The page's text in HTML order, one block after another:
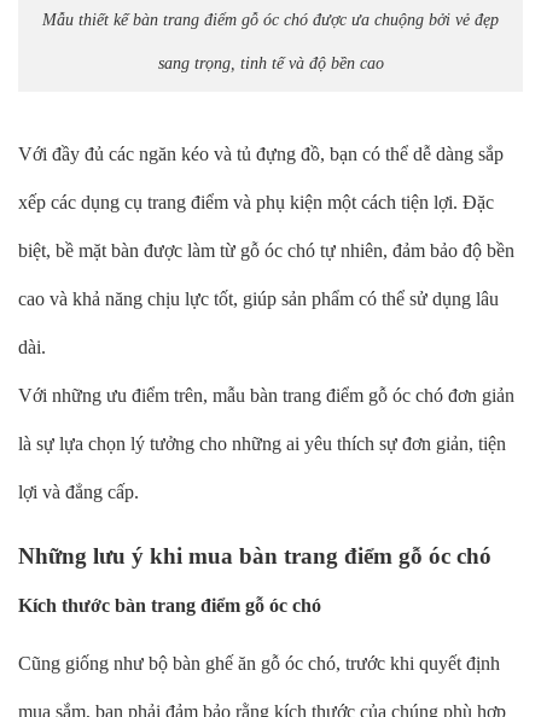
Mẫu thiết kế bàn trang điểm gỗ óc chó được ưa chuộng bởi vẻ đẹp
sang trọng, tinh tế và độ bền cao
Với đầy đủ các ngăn kéo và tủ đựng đồ, bạn có thể dễ dàng sắp
xếp các dụng cụ trang điểm và phụ kiện một cách tiện lợi. Đặc
biệt, bề mặt bàn được làm từ gỗ óc chó tự nhiên, đảm bảo độ bền
cao và khả năng chịu lực tốt, giúp sản phẩm có thể sử dụng lâu
dài.
Với những ưu điểm trên, mẫu bàn trang điểm gỗ óc chó đơn giản
là sự lựa chọn lý tưởng cho những ai yêu thích sự đơn giản, tiện
lợi và đẳng cấp.
Những lưu ý khi mua bàn trang điểm gỗ óc chó
Kích thước bàn trang điểm gỗ óc chó
Cũng giống như bộ bàn ghế ăn gỗ óc chó, trước khi quyết định
mua sắm, bạn phải đảm bảo rằng kích thước của chúng phù hợp